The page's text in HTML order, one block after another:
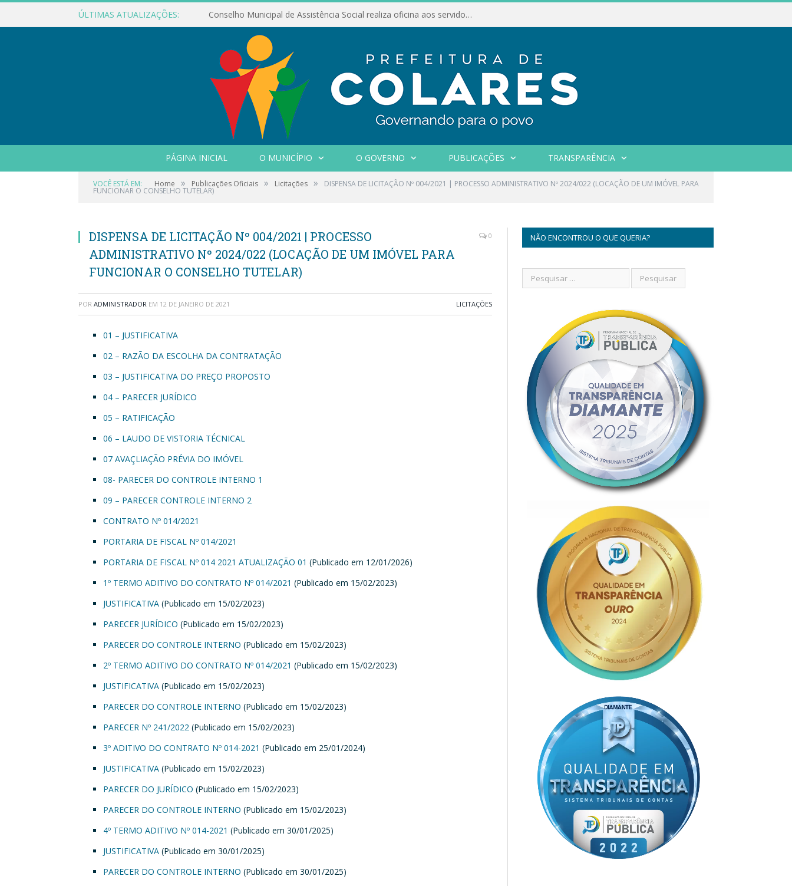
ÚLTIMAS ATUALIZAÇÕES: Conselho Municipal de Assistência Social realiza oficina aos servidores
PÁGINA INICIAL O MUNICÍPIO O GOVERNO PUBLICAÇÕES TRANSPARÊNCIA
VOCÊ ESTÁ EM: Home » Publicações Oficiais » Licitações » DISPENSA DE LICITAÇÃO Nº 004/2021 | PROCESSO ADMINISTRATIVO Nº 2024/022 (LOCAÇÃO DE UM IMÓVEL PARA
FUNCIONAR O CONSELHO TUTELAR)
DISPENSA DE LICITAÇÃO Nº 004/2021 | PROCESSO
ADMINISTRATIVO Nº 2024/022 (LOCAÇÃO DE UM IMÓVEL PARA
FUNCIONAR O CONSELHO TUTELAR)
0
POR ADMINISTRADOR EM 12 DE JANEIRO DE 2021 LICITAÇÕES
01 – JUSTIFICATIVA
02 – RAZÃO DA ESCOLHA DA CONTRATAÇÃO
03 – JUSTIFICATIVA DO PREÇO PROPOSTO
04 – PARECER JURÍDICO
05 – RATIFICAÇÃO
06 – LAUDO DE VISTORIA TÉCNICAL
07 AVAÇLIAÇÃO PRÉVIA DO IMÓVEL
08- PARECER DO CONTROLE INTERNO 1
09 – PARECER CONTROLE INTERNO 2
CONTRATO Nº 014/2021
PORTARIA DE FISCAL Nº 014/2021
PORTARIA DE FISCAL Nº 014 2021 ATUALIZAÇÃO 01 (Publicado em 12/01/2026)
1º TERMO ADITIVO DO CONTRATO Nº 014/2021 (Publicado em 15/02/2023)
JUSTIFICATIVA (Publicado em 15/02/2023)
PARECER JURÍDICO (Publicado em 15/02/2023)
PARECER DO CONTROLE INTERNO (Publicado em 15/02/2023)
2º TERMO ADITIVO DO CONTRATO Nº 014/2021 (Publicado em 15/02/2023)
JUSTIFICATIVA (Publicado em 15/02/2023)
PARECER DO CONTROLE INTERNO (Publicado em 15/02/2023)
PARECER Nº 241/2022 (Publicado em 15/02/2023)
3º ADITIVO DO CONTRATO Nº 014-2021 (Publicado em 25/01/2024)
JUSTIFICATIVA (Publicado em 15/02/2023)
PARECER DO JURÍDICO (Publicado em 15/02/2023)
PARECER DO CONTROLE INTERNO (Publicado em 15/02/2023)
4º TERMO ADITIVO Nº 014-2021 (Publicado em 30/01/2025)
JUSTIFICATIVA (Publicado em 30/01/2025)
PARECER DO CONTROLE INTERNO (Publicado em 30/01/2025)
NÃO ENCONTROU O QUE QUERIA?